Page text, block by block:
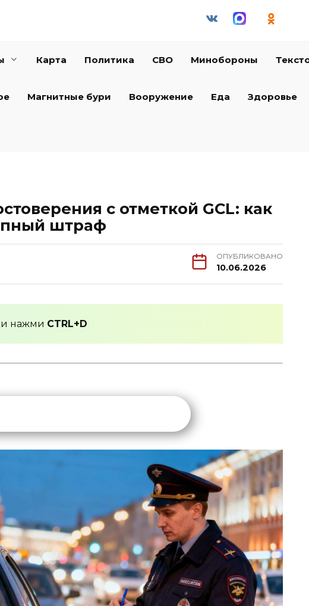
Карта Политика СВО Минобороны
Магнитные бури Вооружение Еда Здоровье
с отметкой GCL: как
штраф
ОПУБЛИКОВАНО
10.06.2026
нажми CTRL+D